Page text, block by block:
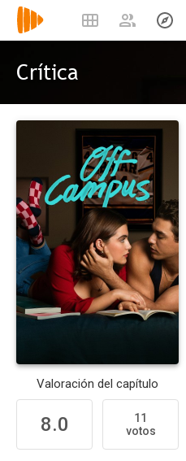
Crítica
Valoración del capítulo
8.0
11
votos